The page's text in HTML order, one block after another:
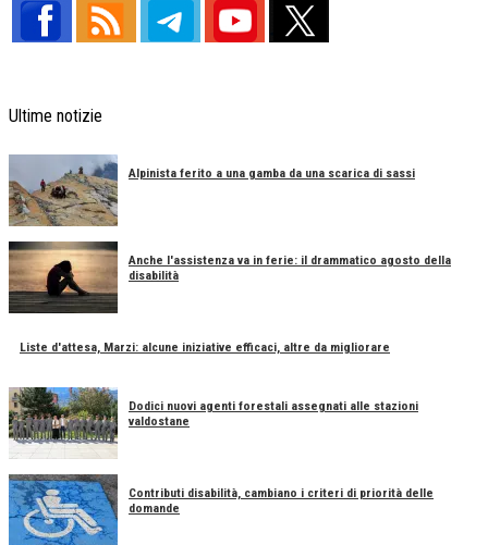
Ultime notizie
Alpinista ferito a una gamba da una scarica di sassi
Anche l'assistenza va in ferie: il drammatico agosto della
disabilità
Liste d'attesa, Marzi: alcune iniziative efficaci, altre da migliorare
Dodici nuovi agenti forestali assegnati alle stazioni
valdostane
Contributi disabilità, cambiano i criteri di priorità delle
domande